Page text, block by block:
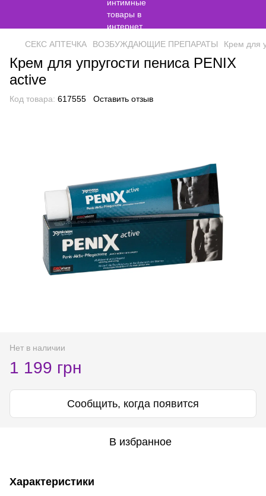
СЕКС АПТЕЧКА ВОЗБУЖДАЮЩИЕ ПРЕПАРАТЫ Крем для
Крем для упругости пениса PENIX
active
Код товара: 617555 Оставить отзыв
Нет в наличии
1 199 грн
Сообщить, когда появится
В избранное
Характеристики